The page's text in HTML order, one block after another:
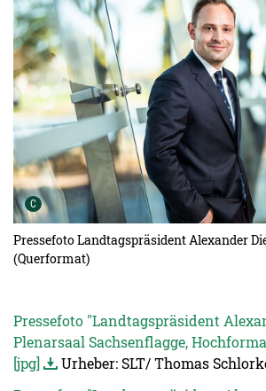
C Urheber der Grafik:
Pressefoto Landtagspräsident Alexander
(Querformat)
Pressefoto "Landtagspräsident
Plenarsaal Sachsenflagge,
[jpg]
Urheber: SLT/ Thomas